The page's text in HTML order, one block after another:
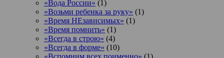
«Вода России» (1)
«Возьми ребенка за руку» (1)
«Время НЕзависимых» (1)
«Время помнить» (1)
«Всегда в строю» (4)
«Всегда в форме» (10)
«Вспомним всех поименно» (1)